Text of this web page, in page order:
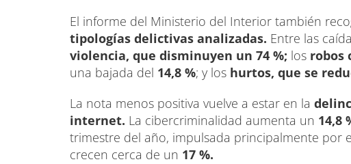
El informe del Ministerio del Interior también
tipologías delictivas analizadas. Entre las
violencia, que disminuyen un 74 %; los robos
una bajada del 14,8 %; y los hurtos, que se
La nota menos positiva vuelve a estar en la
internet. La cibercriminalidad aumenta un 14,8
trimestre del año, impulsada principalmente por
crecen cerca de un 17 %.